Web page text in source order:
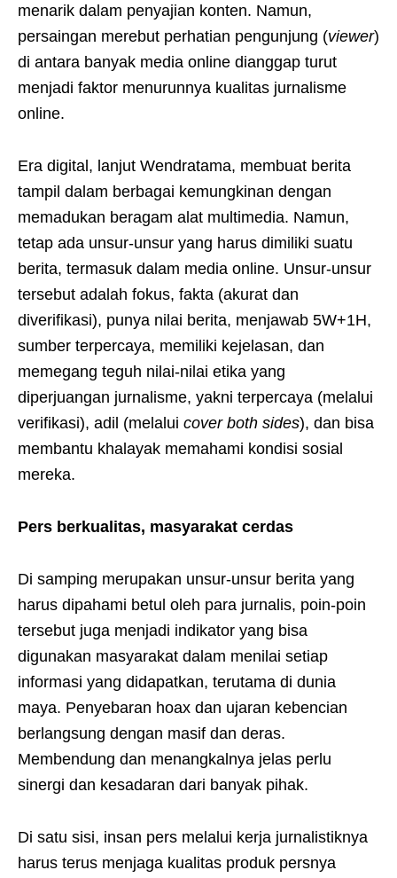
menarik dalam penyajian konten. Namun,
persaingan merebut perhatian pengunjung (viewer)
di antara banyak media online dianggap turut
menjadi faktor menurunnya kualitas jurnalisme
online.
Era digital, lanjut Wendratama, membuat berita
tampil dalam berbagai kemungkinan dengan
memadukan beragam alat multimedia. Namun,
tetap ada unsur-unsur yang harus dimiliki suatu
berita, termasuk dalam media online. Unsur-unsur
tersebut adalah fokus, fakta (akurat dan
diverifikasi), punya nilai berita, menjawab 5W+1H,
sumber terpercaya, memiliki kejelasan, dan
memegang teguh nilai-nilai etika yang
diperjuangan jurnalisme, yakni terpercaya (melalui
verifikasi), adil (melalui cover both sides), dan bisa
membantu khalayak memahami kondisi sosial
mereka.
Pers berkualitas, masyarakat cerdas
Di samping merupakan unsur-unsur berita yang
harus dipahami betul oleh para jurnalis, poin-poin
tersebut juga menjadi indikator yang bisa
digunakan masyarakat dalam menilai setiap
informasi yang didapatkan, terutama di dunia
maya. Penyebaran hoax dan ujaran kebencian
berlangsung dengan masif dan deras.
Membendung dan menangkalnya jelas perlu
sinergi dan kesadaran dari banyak pihak.
Di satu sisi, insan pers melalui kerja jurnalistiknya
harus terus menjaga kualitas produk persnya